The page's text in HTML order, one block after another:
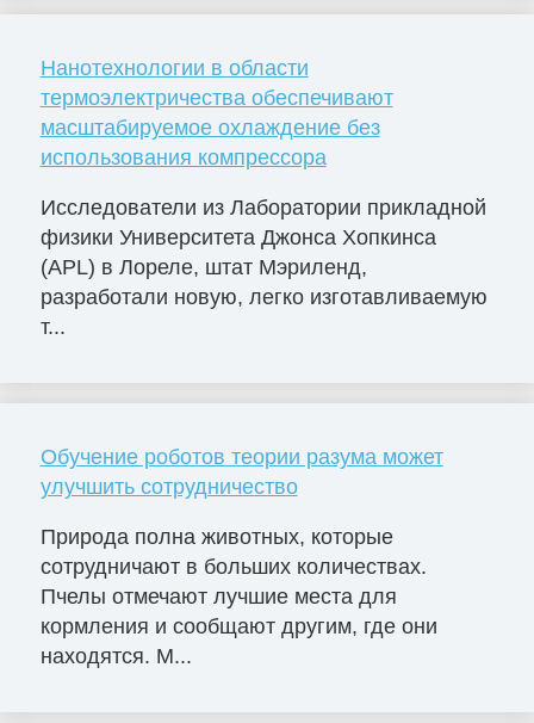
Нанотехнологии в области
термоэлектричества обеспечивают
масштабируемое охлаждение без
использования компрессора
Исследователи из Лаборатории прикладной
физики Университета Джонса Хопкинса
(APL) в Лореле, штат Мэриленд,
разработали новую, легко изготавливаемую
т...
Обучение роботов теории разума может
улучшить сотрудничество
Природа полна животных, которые
сотрудничают в больших количествах.
Пчелы отмечают лучшие места для
кормления и сообщают другим, где они
находятся. М...